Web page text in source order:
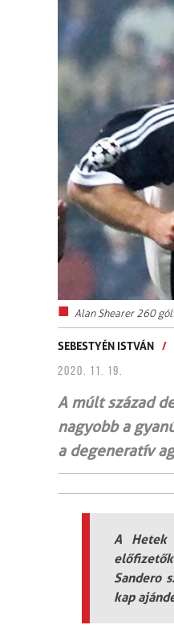
Alan Shearer 260
SEBESTYÉN ISTVÁN /
2020. 11. 19.
A múlt század
nagyobb a
a degeneratív
A Hetek
Sandero
kap